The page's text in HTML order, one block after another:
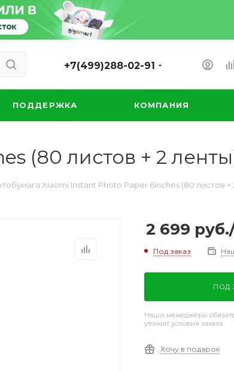
+7(499)288-02-91
ПОДДЕРЖКА КОМПАНИЯ
(80 листов + 2
Xiaomi Instant Photo Paper 6inches (80 листов +
2 699 руб.
Под заказ
ПОД
Наши менеджеры
уточнят условия заказа
Хочу в подарок